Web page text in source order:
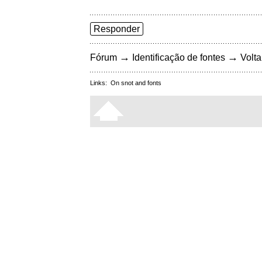
Responder
Fórum → Identificação de fontes →
Links: On snot and fonts